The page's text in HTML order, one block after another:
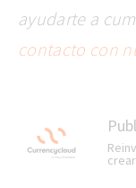
ayudarte a
contacto con